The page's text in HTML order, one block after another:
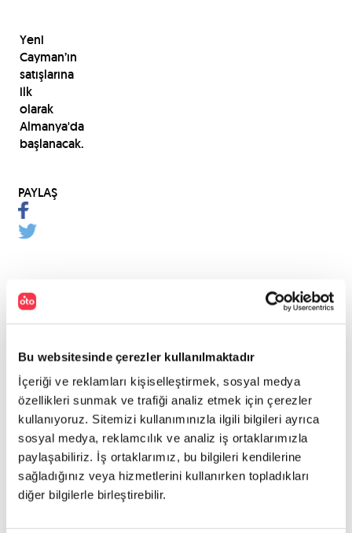
Bu websitesinde çerezler kullanılmaktadır
İçeriği ve reklamları kişiselleştirmek, sosyal medya
özellikleri sunmak ve trafiği analiz etmek için çerezler
kullanıyoruz. Sitemizi kullanımınızla ilgili bilgileri ayrıca
sosyal medya, reklamcılık ve analiz iş ortaklarımızla
paylaşabiliriz. İş ortaklarımız, bu bilgileri kendilerine
sağladığınız veya hizmetlerini kullanırken topladıkları
diğer bilgilerle birleştirebilir.
Yeni
Cayman’ın
satışlarına
ilk
olarak
Almanya'da
başlanacak.
PAYLAŞ